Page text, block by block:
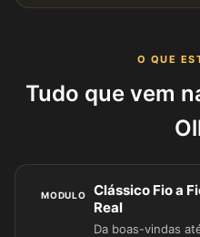
O QUE
Tudo que vem
MODULO
Clássico Fio a
Real
Da boas-vindas